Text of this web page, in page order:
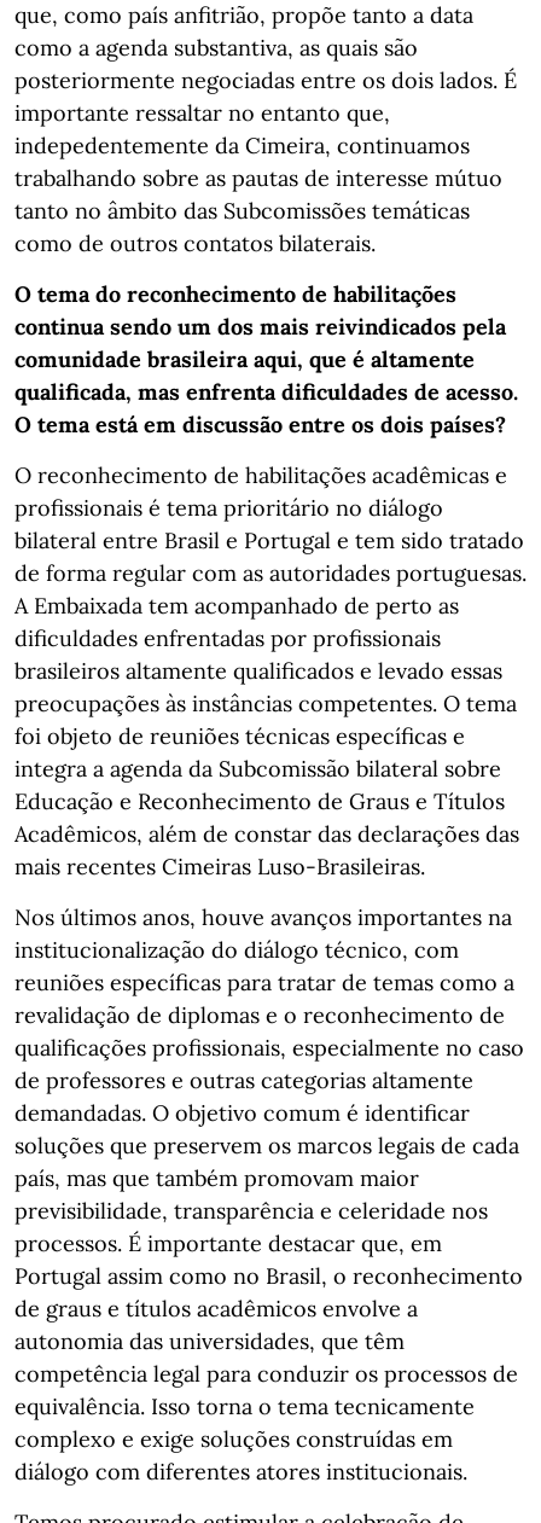
que, como país anfitrião, propõe tanto a data
como a agenda substantiva, as quais são
posteriormente negociadas entre os dois lados. É
importante ressaltar no entanto que,
indepedentemente da Cimeira, continuamos
trabalhando sobre as pautas de interesse mútuo
tanto no âmbito das Subcomissões temáticas
como de outros contatos bilaterais.
O tema do reconhecimento de habilitações
continua sendo um dos mais reivindicados pela
comunidade brasileira aqui, que é altamente
qualificada, mas enfrenta dificuldades de acesso.
O tema está em discussão entre os dois países?
O reconhecimento de habilitações acadêmicas e
profissionais é tema prioritário no diálogo
bilateral entre Brasil e Portugal e tem sido tratado
de forma regular com as autoridades portuguesas.
A Embaixada tem acompanhado de perto as
dificuldades enfrentadas por profissionais
brasileiros altamente qualificados e levado essas
preocupações às instâncias competentes. O tema
foi objeto de reuniões técnicas específicas e
integra a agenda da Subcomissão bilateral sobre
Educação e Reconhecimento de Graus e Títulos
Acadêmicos, além de constar das declarações das
mais recentes Cimeiras Luso-Brasileiras.
Nos últimos anos, houve avanços importantes na
institucionalização do diálogo técnico, com
reuniões específicas para tratar de temas como a
revalidação de diplomas e o reconhecimento de
qualificações profissionais, especialmente no caso
de professores e outras categorias altamente
demandadas. O objetivo comum é identificar
soluções que preservem os marcos legais de cada
país, mas que também promovam maior
previsibilidade, transparência e celeridade nos
processos. É importante destacar que, em
Portugal assim como no Brasil, o reconhecimento
de graus e títulos acadêmicos envolve a
autonomia das universidades, que têm
competência legal para conduzir os processos de
equivalência. Isso torna o tema tecnicamente
complexo e exige soluções construídas em
diálogo com diferentes atores institucionais.